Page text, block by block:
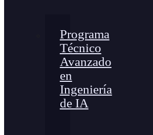
Programa
Técnico
Avanzado
en
Ingeniería
de IA